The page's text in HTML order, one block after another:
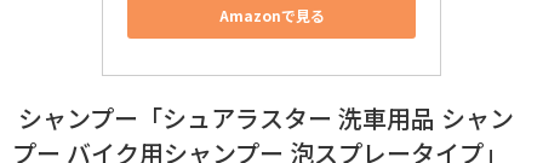
Amazonで見る
シャンプー「シュアラスター 洗車用品 シャン
プー バイク用シャンプー 泡スプレータイプ」